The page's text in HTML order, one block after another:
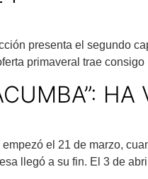
presenta el segundo
primaveral trae
empezó el 21 de marzo,
llegó a su fin. El 3 de